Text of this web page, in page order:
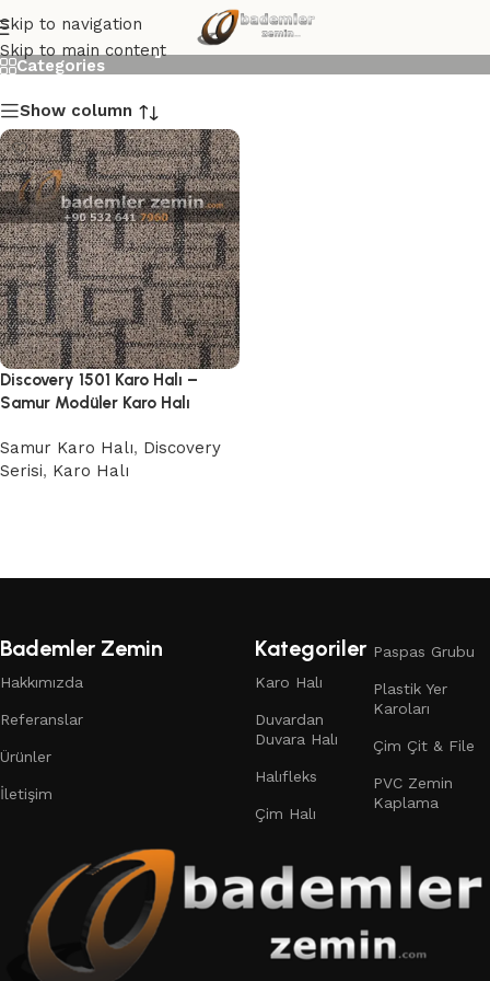
Skip to navigation
Skip to main content
Discovery 1501 Karo Halı
Categories
Show column
Discovery 1501 Karo Halı –
Samur Modüler Karo Halı
Samur Karo Halı, Discovery
Serisi, Karo Halı
Bademler Zemin
Hakkımızda
Referanslar
Ürünler
İletişim
Kategoriler
Karo Halı
Duvardan
Duvara Halı
Halıfleks
Çim Halı
Paspas Grubu
Plastik Yer
Karoları
Çim Çit & File
PVC Zemin
Kaplama